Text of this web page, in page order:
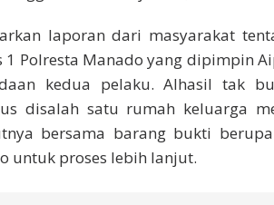
laporan dari masyarakat
1 Polresta Manado yang dipimpin
kedua pelaku. Alhasil tak
disalah satu rumah keluarga
bersama barang bukti
untuk proses lebih lanjut.